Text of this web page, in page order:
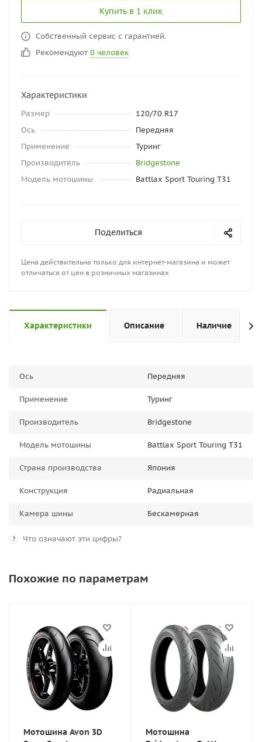
Купить в 1 клик
Собственный сервис с гарантией.
Рекомендуют 0 человек
Характеристики
Размер
120/70 R17
Ось
Передняя
Применение
Туринг
Производитель
Bridgestone
Модель мотошины
Battlax Sport Touring T31
Поделиться
Цена действительна только для интернет-магазина и может
отличаться от цен в розничных магазинах
Характеристики Описание Наличие
Ось Передняя
Применение Туринг
Производитель Bridgestone
Модель мотошины Battlax Sport Touring T31
Страна производства Япония
Конструкция Радиальная
Камера шины Бескамерная
? Что означают эти цифры?
Похожие по параметрам
Мотошина Avon 3D
Мотошина